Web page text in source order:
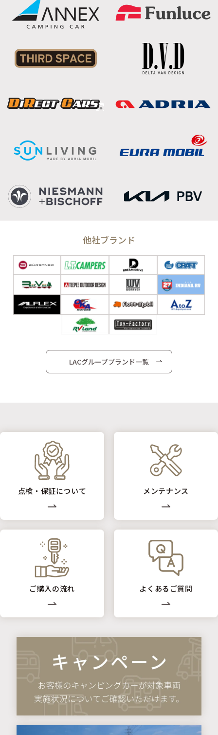
他社ブランド
LACグループブランド一覧
点検・保証について メンテナンス
ご購入の流れ よくあるご質問